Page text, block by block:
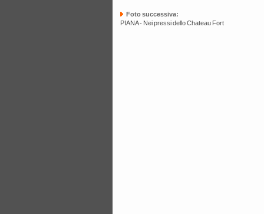
Foto successiva:
PIANA - Nei pressi dello Chateau Fort